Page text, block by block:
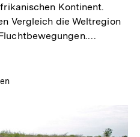
Kontinent.
Vergleich die Weltregion